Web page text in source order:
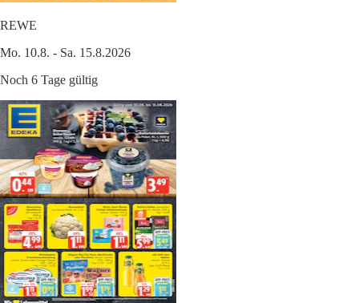
REWE
Mo. 10.8. - Sa. 15.8.2026
Noch 6 Tage gültig